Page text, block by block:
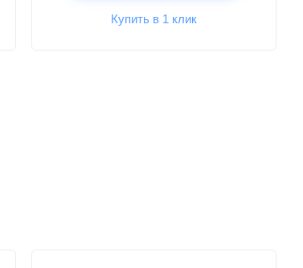
Купить в 1 клик